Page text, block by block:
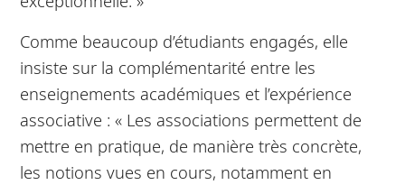
Comme beaucoup d’étudiants engagés, elle
insiste sur la complémentarité entre les
enseignements académiques et l’expérience
associative : « Les associations permettent de
mettre en pratique, de manière très concrète,
les notions vues en cours, notamment en